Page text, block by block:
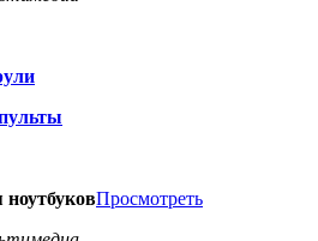
Просмотреть